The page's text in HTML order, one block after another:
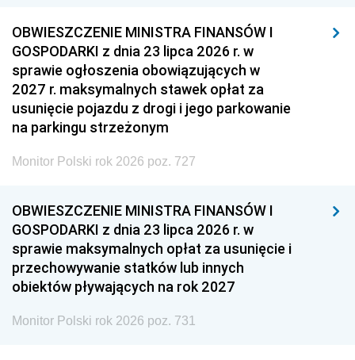
OBWIESZCZENIE MINISTRA FINANSÓW I
GOSPODARKI z dnia 23 lipca 2026 r. w
sprawie ogłoszenia obowiązujących w
2027 r. maksymalnych stawek opłat za
usunięcie pojazdu z drogi i jego parkowanie
na parkingu strzeżonym
Monitor Polski rok 2026 poz. 727
OBWIESZCZENIE MINISTRA FINANSÓW I
GOSPODARKI z dnia 23 lipca 2026 r. w
sprawie maksymalnych opłat za usunięcie i
przechowywanie statków lub innych
obiektów pływających na rok 2027
Monitor Polski rok 2026 poz. 731